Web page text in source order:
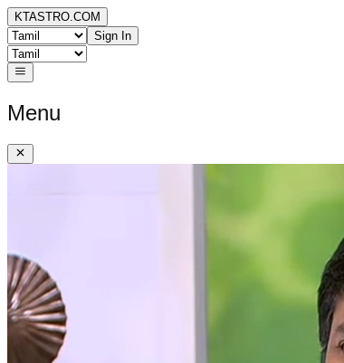
KTASTRO.COM
Sign In
Menu